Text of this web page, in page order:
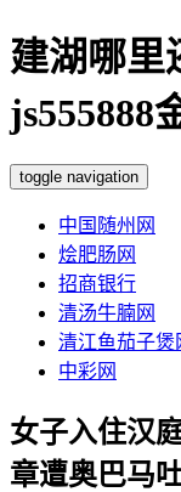
建湖哪里
js555888
toggle navigation
中国随州网
烩肥肠网
招商银行
清汤牛腩网
清江鱼茄子煲
中彩网
女子入住汉
章遭奥巴马